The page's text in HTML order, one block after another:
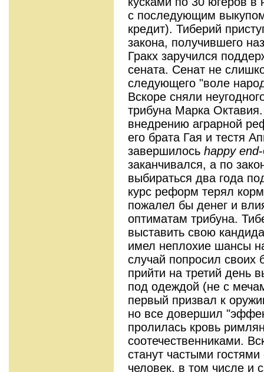
с последующим
кредит). Тиберий
закона, получившего
Гракх заручился
сената. Сенат не
следующего "воле
Вскоре сняли
трибуна Марка
внедрению аграрной
его брата Гая и тестя
завершилось happy end
заканчивался, а по
выбираться два года
курс реформ терял
пожалел бы денег и
оптиматам трибуна.
выставить свою
имел неплохие шансы
случай попросил своих
прийти на третий день
под одеждой (не с
первый призвал к
но все довершил
пролилась кровь
соотечественниками.
станут частыми
человек, в том числе и